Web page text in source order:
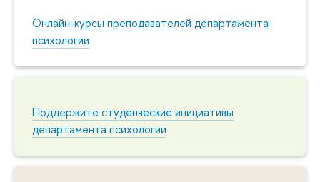
Онлайн-курсы преподавателей департамента
психологии
Поддержите студенческие инициативы
департамента психологии